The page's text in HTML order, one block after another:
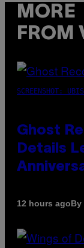
MORE
FROM
SCREENSHOT:
Ghost
Details
12 hours agoBy